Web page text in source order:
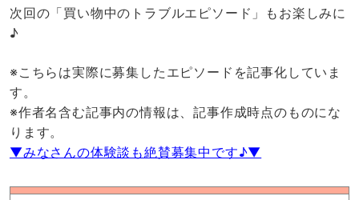
次回の「買い物中のトラブルエピソード」もお楽しみに
♪
※こちらは実際に募集したエピソードを記事化していま
す。
※作者名含む記事内の情報は、記事作成時点のものにな
ります。
▼みなさんの体験談も絶賛募集中です♪▼